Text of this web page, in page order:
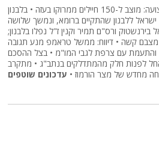
הצעד הראשון של טראמפ ברצועה: מוצב ל-150 חיילים ממרוקו בעזה • בלבנון
ישראל ללבנון שהתקיים ברומא, ונמשך שלושה
ורס"ם תמיר וקנין ז"ל נפלו בלבנון;
מצבם קשה • דיווח: ממשל טראמפ מנע תגובה
והתעמת עם צרפת לגבי המו"מ • בצל ההסכם
לפנות חלק מהמתדלקים בנתב"ג • מתקרב
מחדש של מצר הורמוז • עדכונים שוטפים